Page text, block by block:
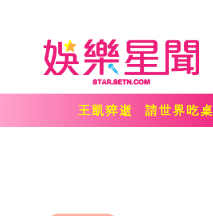
王凱猝逝 請世界吃桌